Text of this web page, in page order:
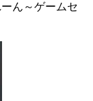
ん～ゲームセ